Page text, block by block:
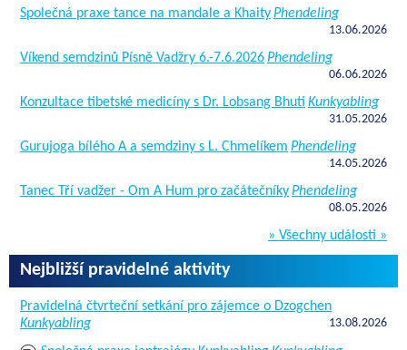
Společná praxe tance na mandale a KhaityPhendeling
13.06.2026
Víkend semdzinů Písně Vadžry 6.-7.6.2026Phendeling
06.06.2026
Konzultace tibetské medicíny s Dr. Lobsang Bhuti Kunkyabling
31.05.2026
Gurujoga bílého A a semdziny s L. Chmelíkem Phendeling
14.05.2026
Tanec Tří vadžer - Om A Hum pro začátečníkyPhendeling
08.05.2026
» Všechny události »
Nejbližší pravidelné aktivity
Pravidelná čtvrteční setkání pro zájemce o Dzogchen
Kunkyabling
13.08.2026